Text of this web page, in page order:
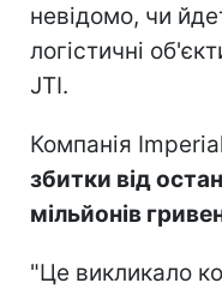
невідомо, чи
логістичні
JTI.
Компанія
збитки від
мільйонів
"Це викликало